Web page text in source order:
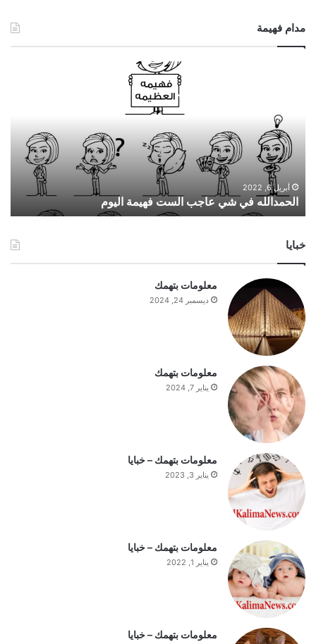
مدام فهيمة
ي
ي
ع
ب
ا
ل
ه
ي
م
ي
و
م
أبريل 6, 2022
الحمدالله في شي عاجب الست فهيمة اليوم
خبايا
معلومات بتهمك
ديسمبر 24, 2024
معلومات بتهمك
يناير 7, 2024
معلومات بتهمك – خبايا
يناير 3, 2023
معلومات بتهمك – خبايا
يناير 1, 2022
معلومات بتهمك – خبايا